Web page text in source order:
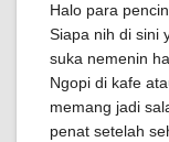
Halo para
Siapa nih di sini
suka nemenin
Ngopi di kafe
memang jadi
penat setelah